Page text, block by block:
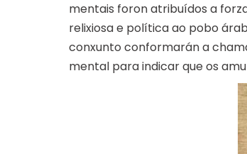
mentais foron atribuídos a
relixiosa e política ao pobo
conxunto conformarán a
mental para indicar que os